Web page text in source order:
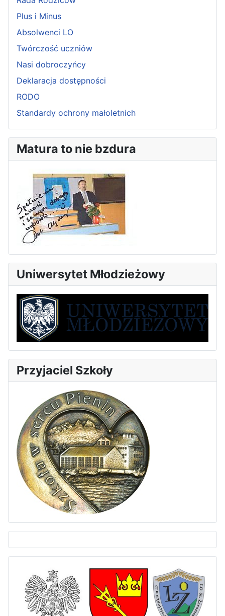
Plus i Minus
Absolwenci LO
Twórczość uczniów
Nasi dobroczyńcy
Deklaracja dostępności
RODO
Standardy ochrony małoletnich
Matura to nie bzdura
Uniwersytet Młodzieżowy
Przyjaciel Szkoły